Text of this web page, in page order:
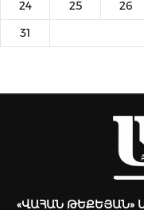
24 25 26
31
«ՎԱՀԱՆ ԹԵՔԵՅԱՆ»